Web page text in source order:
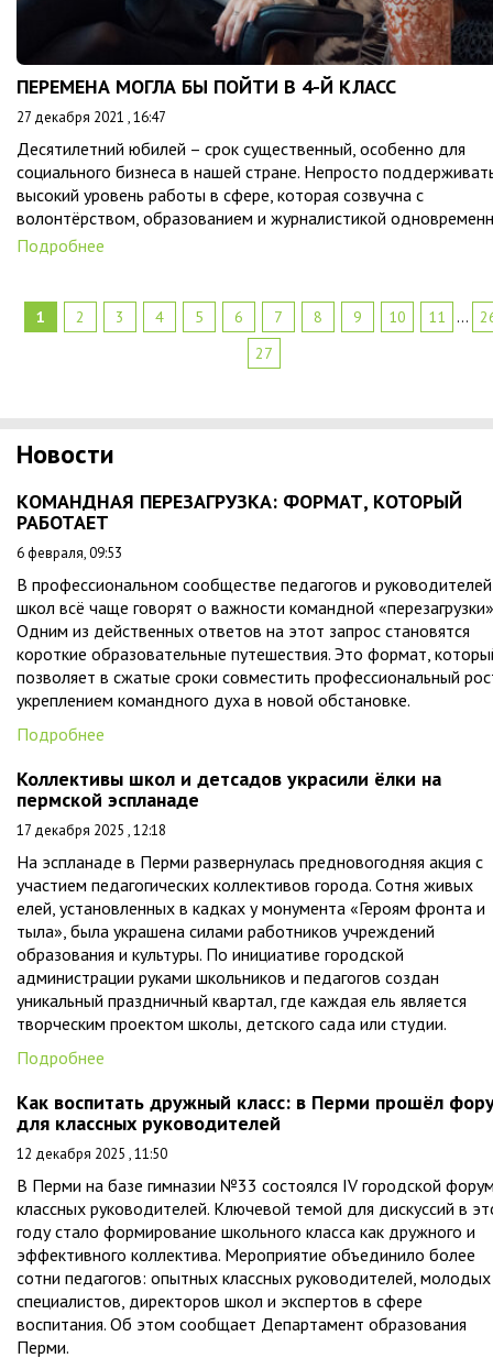
ПЕРЕМЕНА МОГЛА БЫ ПОЙТИ В 4-Й КЛАСС
27 декабря 2021 , 16:47
Десятилетний юбилей – срок существенный, особенно для
социального бизнеса в нашей стране. Непросто
высокий уровень работы в сфере, которая созвучна с
волонтёрством, образованием и журналистикой
Подробнее
1 2 3 4 5 6 7 8 9 10 11 ...
27
Новости
КОМАНДНАЯ ПЕРЕЗАГРУЗКА: ФОРМАТ, КОТОРЫЙ
РАБОТАЕТ
6 февраля, 09:53
В профессиональном сообществе педагогов и руководителей
школ всё чаще говорят о важности командной
Одним из действенных ответов на этот запрос становятся
короткие образовательные путешествия. Это формат,
позволяет в сжатые сроки совместить профессиональный
укреплением командного духа в новой обстановке.
Подробнее
Коллективы школ и детсадов украсили ёлки на
пермской эспланаде
17 декабря 2025 , 12:18
На эспланаде в Перми развернулась предновогодняя акция с
участием педагогических коллективов города. Сотня живых
елей, установленных в кадках у монумента «Героям фронта и
тыла», была украшена силами работников учреждений
образования и культуры. По инициативе городской
администрации руками школьников и педагогов создан
уникальный праздничный квартал, где каждая ель является
творческим проектом школы, детского сада или студии.
Подробнее
Как воспитать дружный класс: в Перми прошёл
для классных руководителей
12 декабря 2025 , 11:50
В Перми на базе гимназии №33 состоялся IV городской
классных руководителей. Ключевой темой для дискуссий в
году стало формирование школьного класса как дружного и
эффективного коллектива. Мероприятие объединило более
сотни педагогов: опытных классных руководителей, молодых
специалистов, директоров школ и экспертов в сфере
воспитания. Об этом сообщает Департамент образования
Перми.